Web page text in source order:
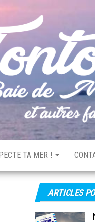
TA MER !
ARTICLES